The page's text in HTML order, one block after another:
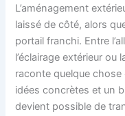
L’aménagement
laissé de côté, alors
portail franchi. Entre
l’éclairage extérieur
raconte quelque
idées concrètes et un
devient possible de